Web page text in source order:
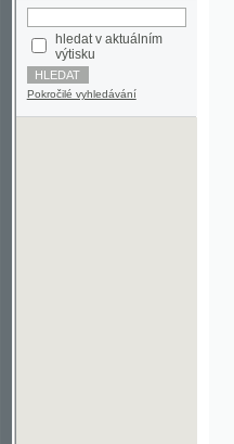
výtisku
Pokročilé vyhledávání